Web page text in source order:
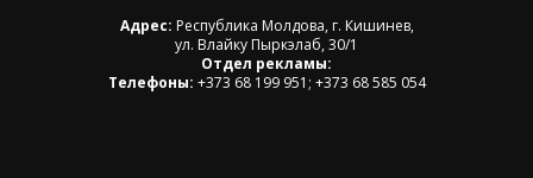
Адрес: Республика Молдова, г. Кишинев,
ул. Влайку Пыркэлаб, 30/1
Отдел рекламы:
Телефоны: +373 68 199 951; +373 68 585 054